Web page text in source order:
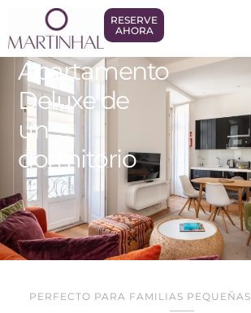
RESERVE
AHORA
Apartamento
Deluxe de
un
dormitorio
PERFECTO PARA FAMILIAS PEQUEÑAS